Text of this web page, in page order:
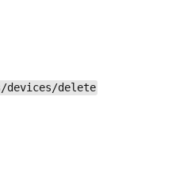
devices/delete